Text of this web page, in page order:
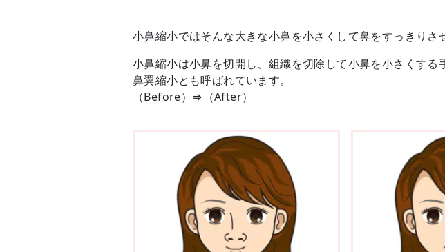
小鼻縮小ではそんな大きな小鼻を小さくして鼻をすっきりさ
小鼻縮小は小鼻を切開し、組織を切除して小鼻を小さくする
鼻翼縮小とも呼ばれています。
（Before）⇒（After）